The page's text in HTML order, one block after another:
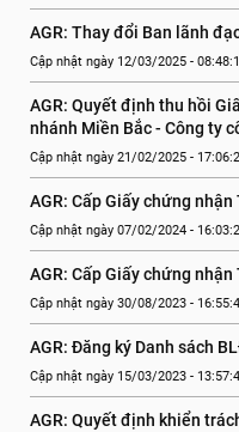
AGR: Thay đổi Ban lãnh
Cập nhật ngày 12/03/2025 -
AGR: Quyết định thu hồi
nhánh Miền Bắc - Công ty
Cập nhật ngày 21/02/2025 -
AGR: Cấp Giấy chứng
Cập nhật ngày 07/02/2024 -
AGR: Cấp Giấy chứng
Cập nhật ngày 30/08/2023 -
AGR: Đăng ký Danh sách
Cập nhật ngày 15/03/2023 -
AGR: Quyết định khiển